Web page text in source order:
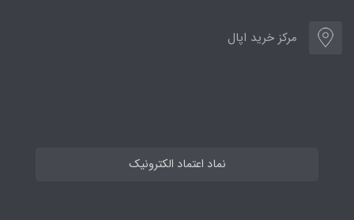
مرکز خرید اپال
نماد اعتماد الکترونیک